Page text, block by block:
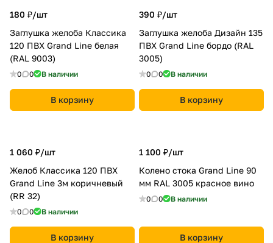
180 ₽/шт
Заглушка желоба Классика
120 ПВХ Grand Line белая
(RAL 9003)
0 0 В наличии
В корзину
390 ₽/шт
Заглушка желоба Дизайн 135
ПВХ Grand Line бордо (RAL
3005)
0 0 В наличии
В корзину
1 060 ₽/шт
Желоб Классика 120 ПВХ
Grand Line 3м коричневый
(RR 32)
0 0 В наличии
В корзину
1 100 ₽/шт
Колено стока Grand Line 90
мм RAL 3005 красное вино
0 0 В наличии
В корзину